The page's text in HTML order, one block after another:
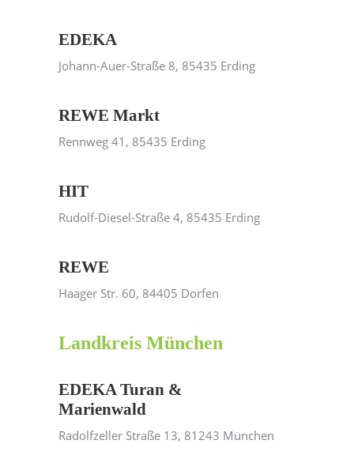
EDEKA
Johann-Auer-Straße 8, 85435 Erding
REWE Markt
Rennweg 41, 85435 Erding
HIT
Rudolf-Diesel-Straße 4, 85435 Erding
REWE
Haager Str. 60, 84405 Dorfen
Landkreis München
EDEKA Turan &
Marienwald
Radolfzeller Straße 13, 81243 München